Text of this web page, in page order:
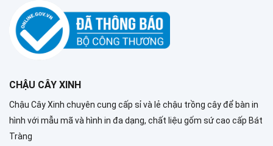
CHẬU CÂY XINH
Chậu Cây Xinh chuyên cung cấp sỉ và lẻ chậu trồng cây để bàn in
hình với mẫu mã và hình in đa dạng, chất liệu gốm sứ cao cấp Bát
Tràng